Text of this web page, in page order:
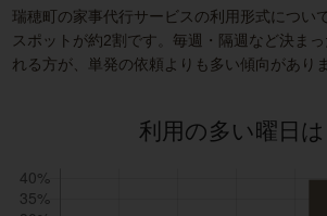
瑞穂町の家事代行サービスの利用形式につい
スポットが約2割です。毎週・隔週など決ま
れる方が、単発の依頼よりも多い傾向がありま
利用の多い曜日は